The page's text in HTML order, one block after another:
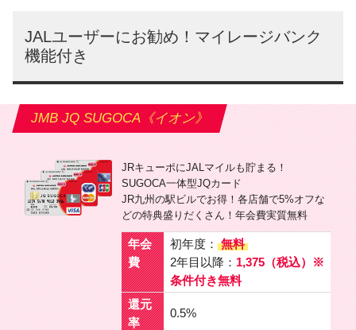
JALユーザーにお勧め！マイレージバンク
機能付き
JMB JQ SUGOCA《イオン》
JRキューポにJALマイルも貯まる！
SUGOCA一体型JQカード
JR九州の駅ビルでお得！各店舗で5%オフな
どの特典盛りだくさん！年会費実質無料
年会
費
初年度： 無料
2年目以降： 1,375（税込）※
条件付き無料
還元
率
0.5%